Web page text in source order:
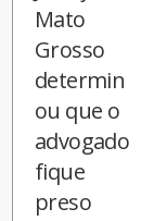
Mato
Grosso
determin
ou que o
advogado
fique
preso